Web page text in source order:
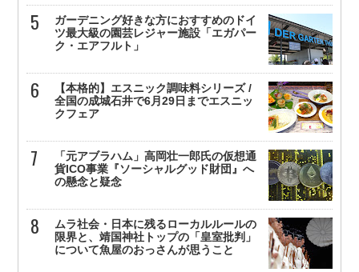
ガーデニング好きな方におすすめのドイ
ツ最大級の園芸レジャー施設「エガパー
ク・エアフルト」
【本格的】エスニック調味料シリーズ /
全国の成城石井で6月29日までエスニッ
クフェア
「元アブラハム」高岡壮一郎氏の仮想通
貨ICO事業『ソーシャルグッド財団』へ
の懸念と疑念
ムラ社会・日本に残るローカルルールの
限界と、靖国神社トップの「皇室批判」
について魚屋のおっさんが思うこと